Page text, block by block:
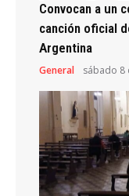
Convocan a un
canción oficial
Argentina
General sábado 8